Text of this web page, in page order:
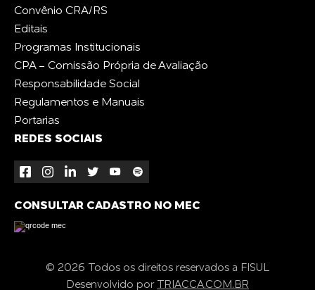
Convênio CRA/RS
Editais
Programas Institucionais
CPA - Comissão Própria de Avaliação
Responsabilidade Social
Regulamentos e Manuais
Portarias
REDES SOCIAIS
CONSULTAR CADASTRO NO MEC
© 2026 Todos os direitos reservados a FISUL
Desenvolvido por TRIACCA.COM.BR